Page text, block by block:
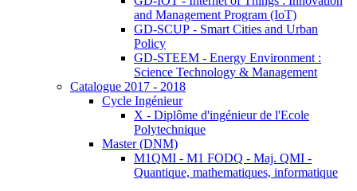
and Management Program (IoT)
GD-SCUP - Smart Cities and Urban
Policy
GD-STEEM - Energy Environment :
Science Technology & Management
Catalogue 2017 - 2018
Cycle Ingénieur
X - Diplôme d'ingénieur de l'Ecole
Polytechnique
Master (DNM)
M1QMI - M1 FODQ - Maj. QMI -
Quantique, mathematiques, informatique